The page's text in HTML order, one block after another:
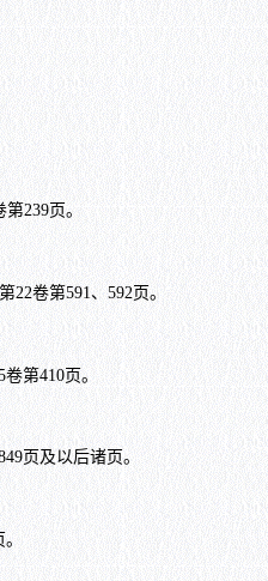
239页。
卷第591、592页。
第410页。
页及以后诸页。